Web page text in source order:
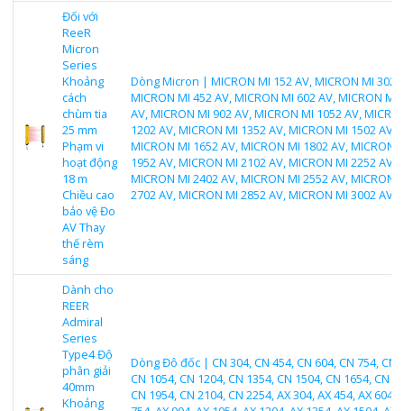
Đối với
ReeR
Micron
Series
Khoảng
cách
chùm tia
25 mm
Phạm vi
hoạt động
18 m
Chiều cao
bảo vệ Đo
AV Thay
thế rèm
sáng
Dòng Micron | MICRON MI 152 AV, MICRON MI 302
MICRON MI 452 AV, MICRON MI 602 AV, MICRON MI
AV, MICRON MI 902 AV, MICRON MI 1052 AV,
1202 AV, MICRON MI 1352 AV, MICRON MI 1502 AV,
MICRON MI 1652 AV, MICRON MI 1802 AV, MICRON
1952 AV, MICRON MI 2102 AV, MICRON MI 2252 AV,
MICRON MI 2402 AV, MICRON MI 2552 AV, MICRON
2702 AV, MICRON MI 2852 AV, MICRON MI 3002 AV
Dành cho
REER
Admiral
Series
Type4 Độ
phân giải
40mm
Khoảng
Dòng Đô đốc | CN 304, CN 454, CN 604, CN 754, CN
CN 1054, CN 1204, CN 1354, CN 1504, CN 1654, CN
CN 1954, CN 2104, CN 2254, AX 304, AX 454, AX 604,